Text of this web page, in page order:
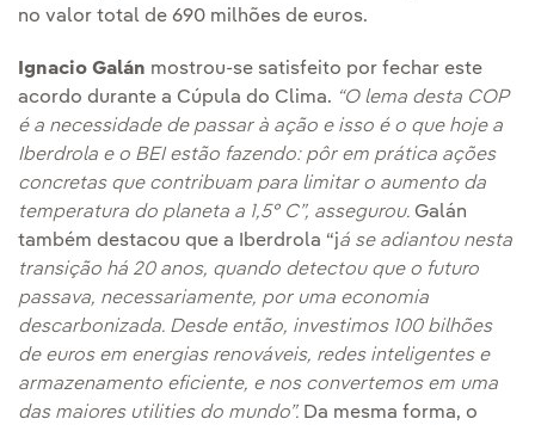
no valor total de 690 milhões de euros.
Ignacio Galán mostrou-se satisfeito por fechar este
acordo durante a Cúpula do Clima. “O lema desta COP
é a necessidade de passar à ação e isso é o que hoje a
Iberdrola e o BEI estão fazendo: pôr em prática ações
concretas que contribuam para limitar o aumento da
temperatura do planeta a 1,5° C”, assegurou. Galán
também destacou que a Iberdrola “já se adiantou nesta
transição há 20 anos, quando detectou que o futuro
passava, necessariamente, por uma economia
descarbonizada. Desde então, investimos 100 bilhões
de euros em energias renováveis, redes inteligentes e
armazenamento eficiente, e nos convertemos em uma
das maiores utilities do mundo”. Da mesma forma, o